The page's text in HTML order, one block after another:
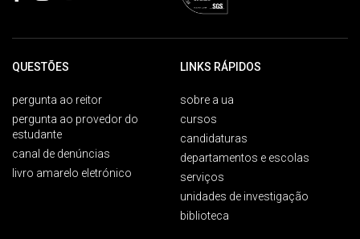
QUESTÕES
pergunta ao reitor
pergunta ao provedor do
estudante
canal de denúncias
livro amarelo eletrónico
LINKS RÁPIDOS
sobre a ua
cursos
candidaturas
departamentos e escolas
serviços
unidades de investigação
biblioteca